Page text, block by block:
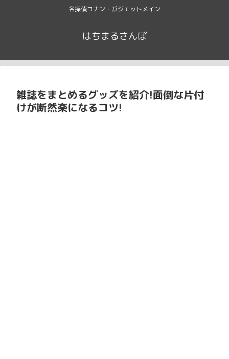
名探偵コナン・ガジェットメイン
はちまるさんぽ
雑誌をまとめるグッズを紹介!面倒な片付
けが断然楽になるコツ!